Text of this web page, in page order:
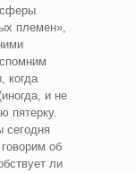
сферы
племен»,
когда
и не
пятерку.
сегодня
об
ли